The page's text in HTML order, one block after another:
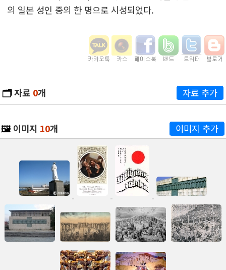
의 일본 성인 중의 한 명으로 시성되었다.
🗂️자료 0개 자료 추가
🖼️ 이미지 10개 이미지 추가